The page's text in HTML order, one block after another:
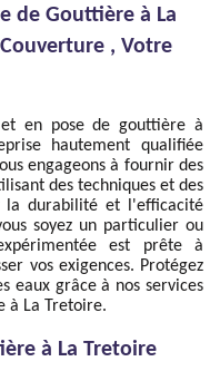
de Gouttière à La
Couverture , Votre
et en pose de gouttière à
hautement qualifiée
engageons à fournir des
des techniques et des
la durabilité et l'efficacité
soyez un particulier ou
est prête à
vos exigences. Protégez
eaux grâce à nos services
à La Tretoire.
à La Tretoire